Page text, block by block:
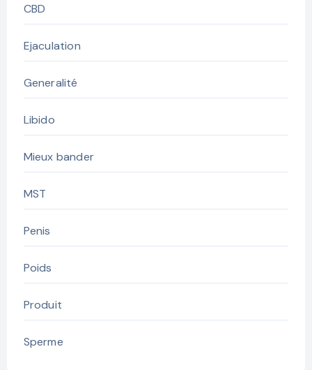
CBD
Ejaculation
Generalité
Libido
Mieux bander
MST
Penis
Poids
Produit
Sperme